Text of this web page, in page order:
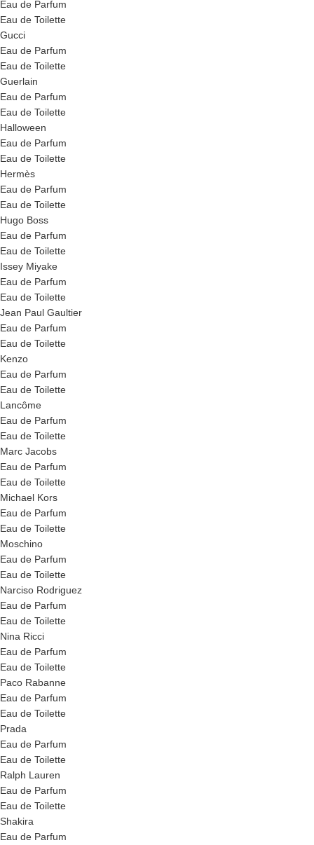
Eau de Parfum
Eau de Toilette
Gucci
Eau de Parfum
Eau de Toilette
Guerlain
Eau de Parfum
Eau de Toilette
Halloween
Eau de Parfum
Eau de Toilette
Hermès
Eau de Parfum
Eau de Toilette
Hugo Boss
Eau de Parfum
Eau de Toilette
Issey Miyake
Eau de Parfum
Eau de Toilette
Jean Paul Gaultier
Eau de Parfum
Eau de Toilette
Kenzo
Eau de Parfum
Eau de Toilette
Lancôme
Eau de Parfum
Eau de Toilette
Marc Jacobs
Eau de Parfum
Eau de Toilette
Michael Kors
Eau de Parfum
Eau de Toilette
Moschino
Eau de Parfum
Eau de Toilette
Narciso Rodriguez
Eau de Parfum
Eau de Toilette
Nina Ricci
Eau de Parfum
Eau de Toilette
Paco Rabanne
Eau de Parfum
Eau de Toilette
Prada
Eau de Parfum
Eau de Toilette
Ralph Lauren
Eau de Parfum
Eau de Toilette
Shakira
Eau de Parfum